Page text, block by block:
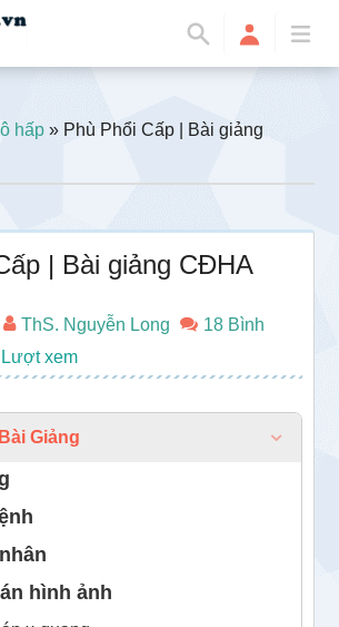
hấp » Phù Phổi Cấp | Bài giảng
| Bài giảng CĐHA
ThS. Nguyễn Long
18 Bình
Giảng
hình ảnh